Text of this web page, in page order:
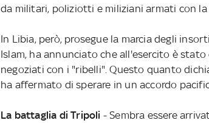
da militari, poliziotti e miliziani armati con la
In Libia, però, prosegue la marcia degli
Islam, ha annunciato che all'esercito è
negoziati con i "ribelli". Questo quanto
ha affermato di sperare in un accordo
La battaglia di Tripoli - Sembra essere